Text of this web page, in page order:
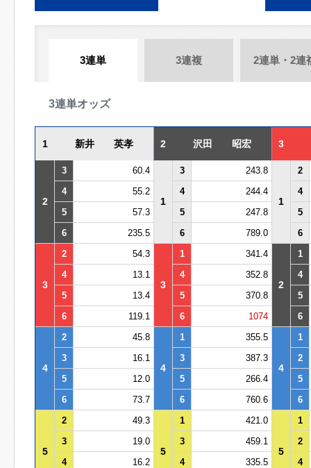
3連単 3連複 2連単・2連
3連単オッズ
1 新井 英孝 2 沢田 昭宏 3
2
3 60.4
1
3 243.8
1
2
4
55.2 4 244.4
4
5
57.3 5 247.8
5
6
235.5 6 789.0 6
3
2 54.3
3
1 341.4
2
1
4
13.1 4 352.8
4
5
13.4 5 370.8
5
6
119.1 6 1074 6
4
2 45.8
4
1 355.5
4
1
3
16.1 3 387.3
2
5
12.0 5 266.4
5
6
73.7 6 760.6 6
5
2 49.3
5
1 421.0
5
1
3
19.0 3 459.1
2
4
16.2 4 335.5
4